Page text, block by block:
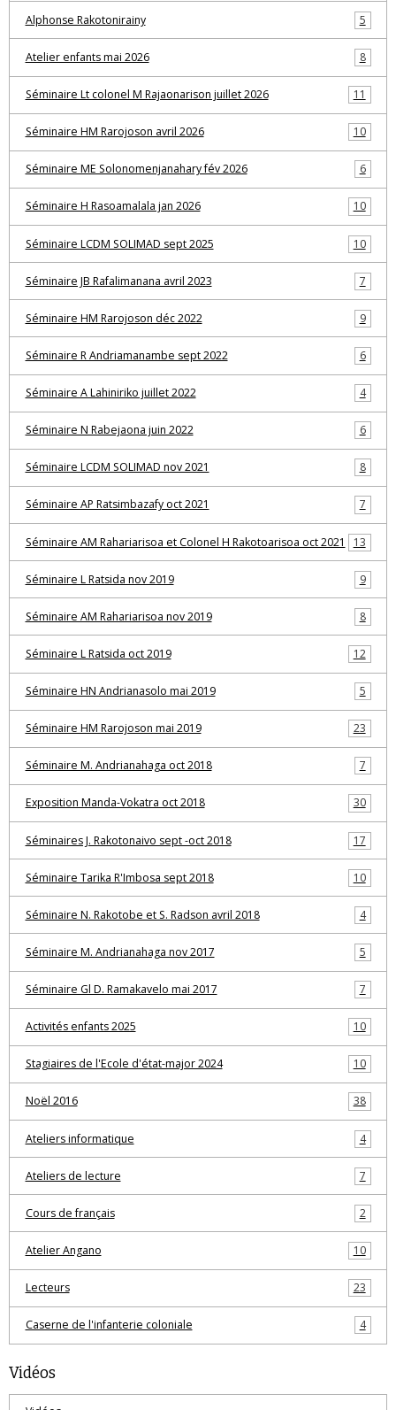
Alphonse Rakotonirainy 5
Atelier enfants mai 2026 8
Séminaire Lt colonel M Rajaonarison juillet 2026 11
Séminaire HM Rarojoson avril 2026 10
Séminaire ME Solonomenjanahary fév 2026 6
Séminaire H Rasoamalala jan 2026 10
Séminaire LCDM SOLIMAD sept 2025 10
Séminaire JB Rafalimanana avril 2023 7
Séminaire HM Rarojoson déc 2022 9
Séminaire R Andriamanambe sept 2022 6
Séminaire A Lahiniriko juillet 2022 4
Séminaire N Rabejaona juin 2022 6
Séminaire LCDM SOLIMAD nov 2021 8
Séminaire AP Ratsimbazafy oct 2021 7
Séminaire AM Rahariarisoa et Colonel H Rakotoarisoa oct 2021 13
Séminaire L Ratsida nov 2019 9
Séminaire AM Rahariarisoa nov 2019 8
Séminaire L Ratsida oct 2019 12
Séminaire HN Andrianasolo mai 2019 5
Séminaire HM Rarojoson mai 2019 23
Séminaire M. Andrianahaga oct 2018 7
Exposition Manda-Vokatra oct 2018 30
Séminaires J. Rakotonaivo sept -oct 2018 17
Séminaire Tarika R'Imbosa sept 2018 10
Séminaire N. Rakotobe et S. Radson avril 2018 4
Séminaire M. Andrianahaga nov 2017 5
Séminaire Gl D. Ramakavelo mai 2017 7
Activités enfants 2025 10
Stagiaires de l'Ecole d'état-major 2024 10
Noël 2016 38
Ateliers informatique 4
Ateliers de lecture 7
Cours de français 2
Atelier Angano 10
Lecteurs 23
Caserne de l'infanterie coloniale 4
Vidéos